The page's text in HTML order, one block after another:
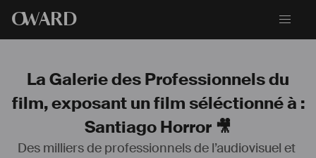
OWARD
La Galerie des Professionnels du
film, exposant un film séléctionné à :
Santiago Horror 🎥
Des milliers de professionnels de l’audiovisuel et